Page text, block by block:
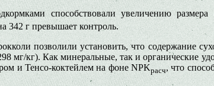
способствовали уве­личению
342 г превышает контроль.
позволили устано­вить, что содержание
мг/кг). Как мине­ральные, так и органические
и Тенсо-коктейлем на фоне NPKpacч, что